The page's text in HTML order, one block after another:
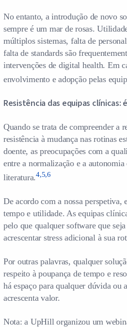
No entanto, a introdução de novo
sempre é um mar de rosas.
múltiplos sistemas, falta de
falta de standards são
intervenções de digital health. Em
envolvimento e adopção pelas
Resistência das equipas
Quando se trata de compreender a
resistência à mudança nas rotinas
doente, as preocupações com a
entre a normalização e a
literatura.4,5,6
De acordo com a nossa perspetiva,
tempo e utilidade. As equipas
pelo que qualquer software que
acrescentar stress adicional à sua
Por outras palavras, qualquer
respeito à poupança de tempo e
há espaço para qualquer dúvida
acrescenta valor.
Nota: a UpHill organizou um